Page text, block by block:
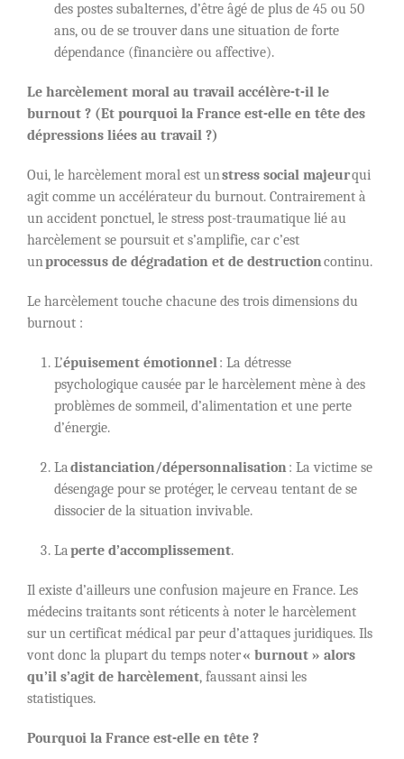
des postes subalternes, d’être âgé de plus de 45 ou 50
ans, ou de se trouver dans une situation de forte
dépendance (financière ou affective).
Le harcèlement moral au travail accélère-t-il le
burnout ? (Et pourquoi la France est-elle en tête des
dépressions liées au travail ?)
Oui, le harcèlement moral est unstress social majeurqui
agit comme un accélérateur du burnout. Contrairement à
un accident ponctuel, le stress post-traumatique lié au
harcèlement se poursuit et s’amplifie, car c’est
unprocessus de dégradation et de destructioncontinu.
Le harcèlement touche chacune des trois dimensions du
burnout :
L’épuisement émotionnel: La détresse
psychologique causée par le harcèlement mène à des
problèmes de sommeil, d’alimentation et une perte
d’énergie.
Ladistanciation/dépersonnalisation: La victime se
désengage pour se protéger, le cerveau tentant de se
dissocier de la situation invivable.
Laperte d’accomplissement.
Il existe d’ailleurs une confusion majeure en France. Les
médecins traitants sont réticents à noter le harcèlement
sur un certificat médical par peur d’attaques juridiques. Ils
vont donc la plupart du temps noter« burnout » alors
qu’il s’agit de harcèlement, faussant ainsi les
statistiques.
Pourquoi la France est-elle en tête ?